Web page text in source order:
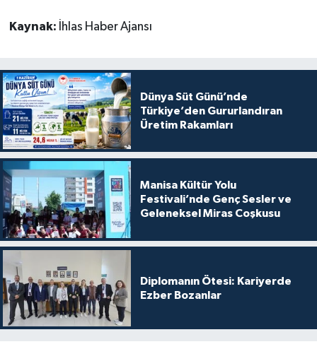
Kaynak: İhlas Haber Ajansı
Dünya Süt Günü’nde
Türkiye’den Gururlandıran
Üretim Rakamları
Manisa Kültür Yolu
Festivali’nde Genç Sesler ve
Geleneksel Miras Coşkusu
Diplomanın Ötesi: Kariyerde
Ezber Bozanlar